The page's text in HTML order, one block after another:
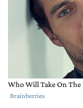
Comentario de
María Teresa